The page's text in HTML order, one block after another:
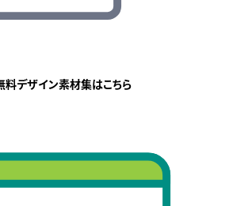
料デザイン素材集はこちら